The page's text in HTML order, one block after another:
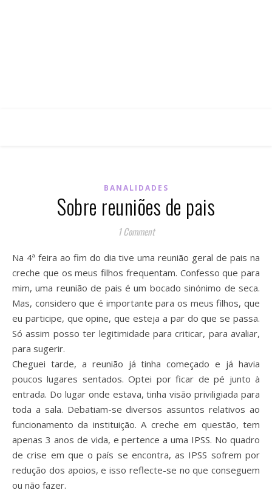
BANALIDADES
Sobre reuniões de pais
1 Comment
Na 4ª feira ao fim do dia tive uma reunião geral de pais na
creche que os meus filhos frequentam. Confesso que para
mim, uma reunião de pais é um bocado sinónimo de seca.
Mas, considero que é importante para os meus filhos, que
eu participe, que opine, que esteja a par do que se passa.
Só assim posso ter legitimidade para criticar, para avaliar,
para sugerir.
Cheguei tarde, a reunião já tinha começado e já havia
poucos lugares sentados. Optei por ficar de pé junto à
entrada. Do lugar onde estava, tinha visão priviligiada para
toda a sala. Debatiam-se diversos assuntos relativos ao
funcionamento da instituição. A creche em questão, tem
apenas 3 anos de vida, e pertence a uma IPSS. No quadro
de crise em que o país se encontra, as IPSS sofrem por
redução dos apoios, e isso reflecte-se no que conseguem
ou não fazer.